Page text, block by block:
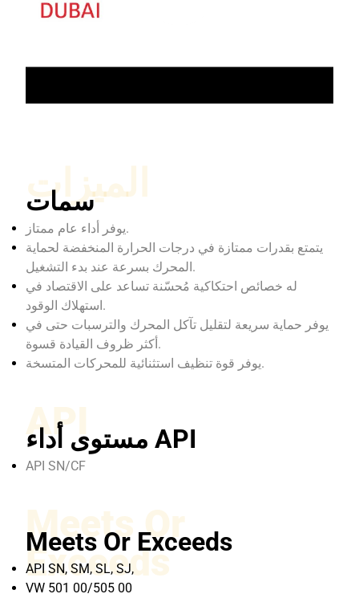
الميزات
سمات
يوفر أداء عام ممتاز.
يتمتع بقدرات ممتازة في درجات الحرارة المنخفضة لحماية
المحرك بسرعة عند بدء التشغيل.
له خصائص احتكاكية مُحسّنة تساعد على الاقتصاد في
استهلاك الوقود.
يوفر حماية سريعة لتقليل تآكل المحرك والترسبات حتى في
أكثر ظروف القيادة قسوة.
يوفر قوة تنظيف استثنائية للمحركات المتسخة.
API مستوى أداء API
API SN/CF
Meets Or
Exceeds
Meets Or Exceeds
API SN, SM, SL, SJ,
VW 501 00/505 00